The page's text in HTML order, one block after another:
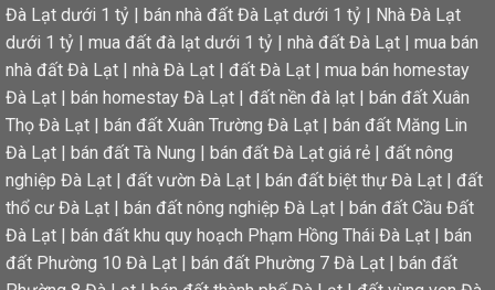
Đà Lạt dưới 1 tỷ | bán nhà đất Đà Lạt dưới 1 tỷ | Nhà Đà Lạt
dưới 1 tỷ | mua đất đà lạt dưới 1 tỷ | nhà đất Đà Lạt | mua bán
nhà đất Đà Lạt | nhà Đà Lạt | đất Đà Lạt | mua bán homestay
Đà Lạt | bán homestay Đà Lạt | đất nền đà lạt | bán đất Xuân
Thọ Đà Lạt | bán đất Xuân Trường Đà Lạt | bán đất Măng Lin
Đà Lạt | bán đất Tà Nung | bán đất Đà Lạt giá rẻ | đất nông
nghiệp Đà Lạt | đất vườn Đà Lạt | bán đất biệt thự Đà Lạt | đất
thổ cư Đà Lạt | bán đất nông nghiệp Đà Lạt | bán đất Cầu Đất
Đà Lạt | bán đất khu quy hoạch Phạm Hồng Thái Đà Lạt | bán
đất Phường 10 Đà Lạt | bán đất Phường 7 Đà Lạt | bán đất